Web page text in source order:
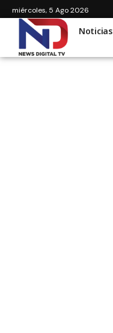
miércoles, 5 Ago 2026
Noticias